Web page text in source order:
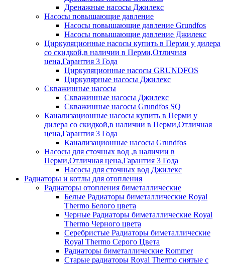
Дренажные насосы Джилекс
Насосы повышающие давление
Насосы повышающие давление Grundfos
Насосы повышающие давление Джилекс
Циркуляционные насосы купить в Перми у дилера
со скидкой,в наличии в Перми,Отличная
цена,Гарантия 3 Года
Циркуляционные насосы GRUNDFOS
Циркулярные насосы Джилекс
Скважинные насосы
Скважинные насосы Джилекс
Скважинные насосы Grundfos SQ
Канализационные насосы купить в Перми у
дилера со скидкой,в наличии в Перми,Отличная
цена,Гарантия 3 Года
Канализационные насосы Grundfos
Насосы для сточных вод ,в наличии в
Перми,Отличная цена,Гарантия 3 Года
Насосы для сточных вод Джилекс
Радиаторы и котлы для отопления
Радиаторы отопления биметаллические
Белые Радиаторы биметаллические Royal
Thermo Белого цвета
Черные Радиаторы биметаллические Royal
Thermo Черного цвета
Серебристые Радиаторы биметаллические
Royal Thermo Серого Цвета
Радиаторы биметаллические Rommer
Старые радиаторы Royal Thermo снятые с